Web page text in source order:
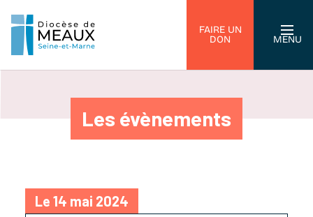
FAIRE UN
DON
MENU
Les évènements
Le 14 mai 2024